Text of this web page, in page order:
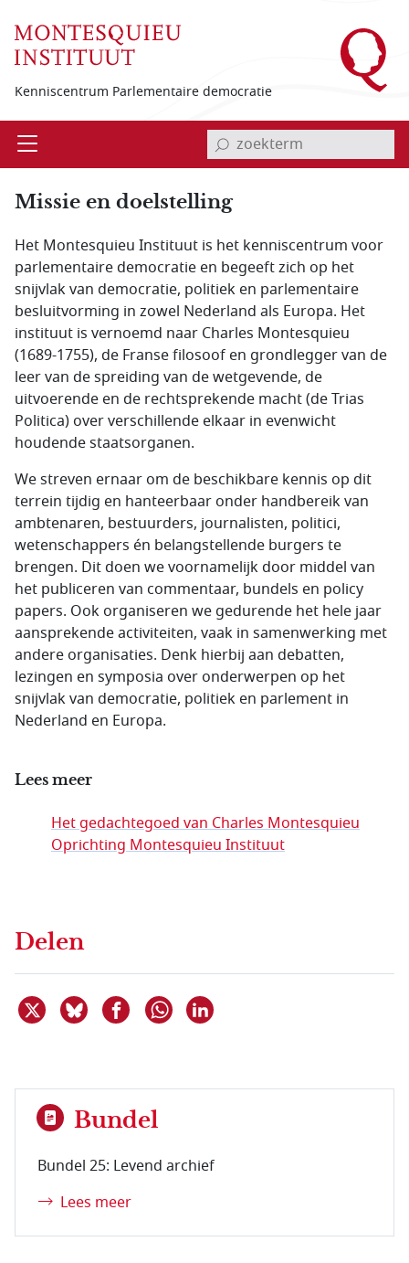
Kenniscentrum Parlementaire democratie
Open invoerveld zoekterm
Missie en doelstelling
Het Montesquieu Instituut is het kenniscentrum voor
parlementaire democratie en begeeft zich op het
snijvlak van democratie, politiek en parlementaire
besluitvorming in zowel Nederland als Europa. Het
instituut is vernoemd naar Charles Montesquieu
(1689-1755), de Franse filosoof en grondlegger van de
leer van de spreiding van de wetgevende, de
uitvoerende en de rechtsprekende macht (de Trias
Politica) over verschillende elkaar in evenwicht
houdende staatsorganen.
We streven ernaar om de beschikbare kennis op dit
terrein tijdig en hanteerbaar onder handbereik van
ambtenaren, bestuurders, journalisten, politici,
wetenschappers én belangstellende burgers te
brengen. Dit doen we voornamelijk door middel van
het publiceren van commentaar, bundels en policy
papers. Ook organiseren we gedurende het hele jaar
aansprekende activiteiten, vaak in samenwerking met
andere organisaties. Denk hierbij aan debatten,
lezingen en symposia over onderwerpen op het
snijvlak van democratie, politiek en parlement in
Nederland en Europa.
Lees meer
Het gedachtegoed van Charles Montesquieu
Oprichting Montesquieu Instituut
Delen
Deel dit item op X
Deel dit item op Bluesky
Deel dit item op Facebook
Delen via WhatsApp
Bundel
Bundel 25: Levend archief
Lees meer